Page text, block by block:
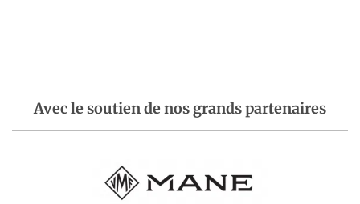
Avec le soutien de nos grands partenaires